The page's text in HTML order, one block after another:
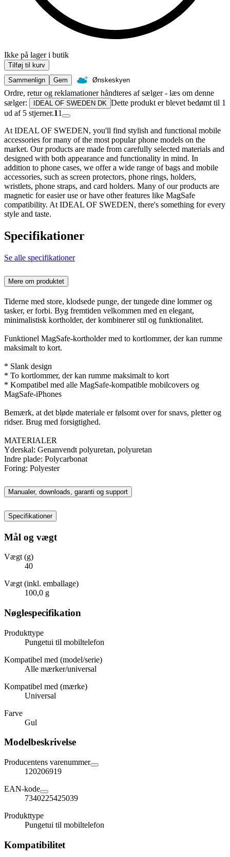
Ikke på lager i butik
Tilføj til kurv
Sammenlign
Gem Ønskeskyen
Ordre, retur og reklamationer håndteres af sælger - læs om denne
sælger:
IDEAL OF SWEDEN DK Dette produkt er blevet bedømt til 1
ud af 5 stjerner.11
At IDEAL OF SWEDEN, you'll find stylish and functional mobile
accessories for many of the most popular phone models on the
market. Our products are made from carefully selected materials and
designed with both appearance and functionality in mind. In
addition to phone cases, we offer a wide range of bags and mobile
accessories, such as screen protectors, phone rings, holders,
wristlets, phone straps, and card holders. Many of our products are
magnetic for easier use or have other features like MagSafe
compatibility. At IDEAL OF SWEDEN, there's something for every
style and taste.
Specifikationer
Se alle specifikationer
Mere om produktet
Tiderne med store, klodsede punge, der tungede dine lommer og
tasker, er forbi. Byg fremtiden velkommen med en elegant,
minimalistisk kortholder, der kombinerer stil og funktionalitet.
Funktionel MagSafe-kortholder med to kortlommer, der kan rumme
maksimalt to kort.
* Slank design
* To kortlommer, der kan rumme maksimalt to kort
* Kompatibel med alle MagSafe-kompatible mobilcovers og
MagSafe-iPhones
Bemærk, at det bløde materiale er følsomt over for snavs, pletter og
ridser. Brug med forsigtighed.
MATERIALER
Yderskal: Genanvendt polyuretan, polyuretan
Indre plade: Polycarbonat
Foring: Polyester
Manualer, downloads, garanti og support
Specifikationer
Mål og vægt
Vægt (g)
40
Vægt (inkl. emballage)
100,0 g
Nøglespecifikation
Produkttype
Pungetui til mobiltelefon
Kompatibel med (model/serie)
Alle mærker/universal
Kompatibel med (mærke)
Universal
Farve
Gul
Modelbeskrivelse
Producentens varenummer
120206919
EAN-kode
7340225425039
Produkttype
Pungetui til mobiltelefon
Kompatibilitet